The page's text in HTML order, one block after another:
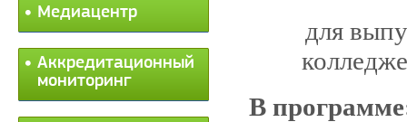
Медиацентр
Аккредитационный
мониторинг
для
В